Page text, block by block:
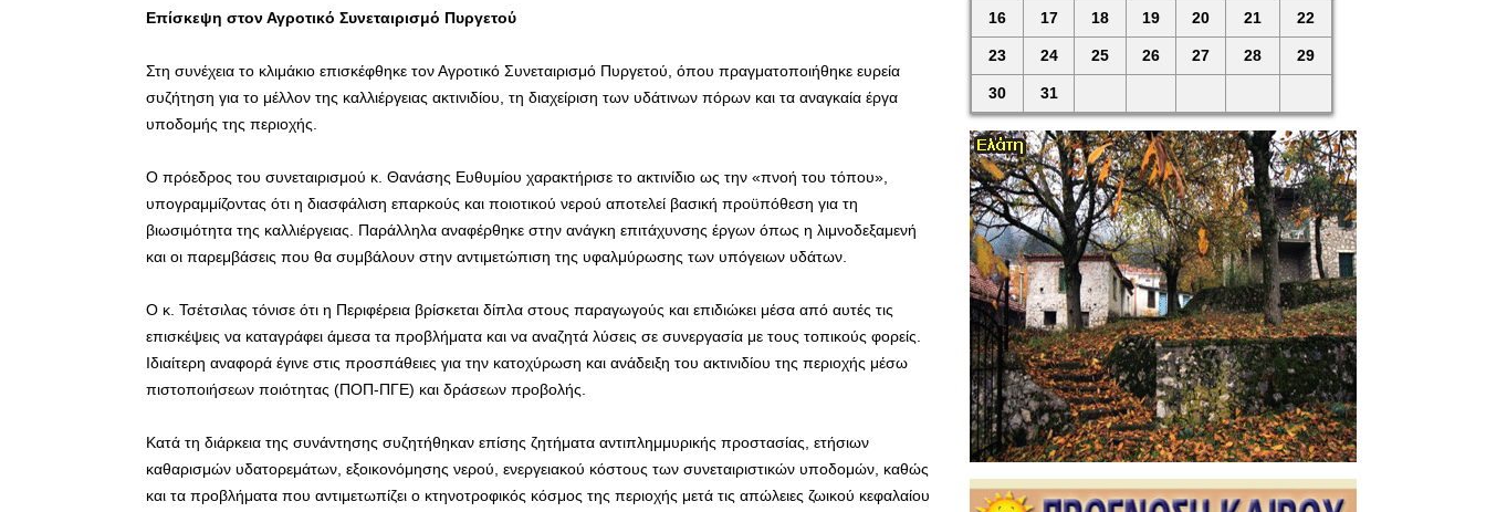
Επίσκεψη στον Αγροτικό Συνεταιρισμό Πυργετού
Στη συνέχεια το κλιμάκιο επισκέφθηκε τον Αγροτικό Συνεταιρισμό Πυργετού, όπου πραγματοποιήθηκε ευρεία
συζήτηση για το μέλλον της καλλιέργειας ακτινιδίου, τη διαχείριση των υδάτινων πόρων και τα αναγκαία έργα
υποδομής της περιοχής.
Ο πρόεδρος του συνεταιρισμού κ. Θανάσης Ευθυμίου χαρακτήρισε το ακτινίδιο ως την «πνοή του τόπου»,
υπογραμμίζοντας ότι η διασφάλιση επαρκούς και ποιοτικού νερού αποτελεί βασική προϋπόθεση για τη
βιωσιμότητα της καλλιέργειας. Παράλληλα αναφέρθηκε στην ανάγκη επιτάχυνσης έργων όπως η λιμνοδεξαμενή
και οι παρεμβάσεις που θα συμβάλουν στην αντιμετώπιση της υφαλμύρωσης των υπόγειων υδάτων.
Ο κ. Τσέτσιλας τόνισε ότι η Περιφέρεια βρίσκεται δίπλα στους παραγωγούς και επιδιώκει μέσα από αυτές τις
επισκέψεις να καταγράφει άμεσα τα προβλήματα και να αναζητά λύσεις σε συνεργασία με τους τοπικούς φορείς.
Ιδιαίτερη αναφορά έγινε στις προσπάθειες για την κατοχύρωση και ανάδειξη του ακτινιδίου της περιοχής μέσω
πιστοποιήσεων ποιότητας (ΠΟΠ-ΠΓΕ) και δράσεων προβολής.
Κατά τη διάρκεια της συνάντησης συζητήθηκαν επίσης ζητήματα αντιπλημμυρικής προστασίας, ετήσιων
καθαρισμών υδατορεμάτων, εξοικονόμησης νερού, ενεργειακού κόστους των συνεταιριστικών υποδομών, καθώς
και τα προβλήματα που αντιμετωπίζει ο κτηνοτροφικός κόσμος της περιοχής μετά τις απώλειες ζωικού κεφαλαίου
16 17 18 19 20 21 22
23 24 25 26 27 28 29
30 31